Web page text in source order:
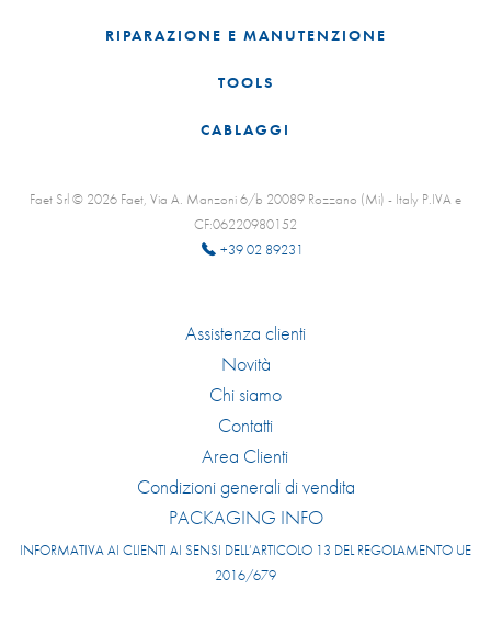
RIPARAZIONE E MANUTENZIONE
TOOLS
CABLAGGI
Faet Srl © 2026 Faet, Via A. Manzoni 6/b 20089 Rozzano (Mi) - Italy P.IVA e
CF:06220980152
+39 02 89231
Assistenza clienti
Novità
Chi siamo
Contatti
Area Clienti
Condizioni generali di vendita
PACKAGING INFO
INFORMATIVA AI CLIENTI AI SENSI DELL’ARTICOLO 13 DEL REGOLAMENTO UE
2016/679